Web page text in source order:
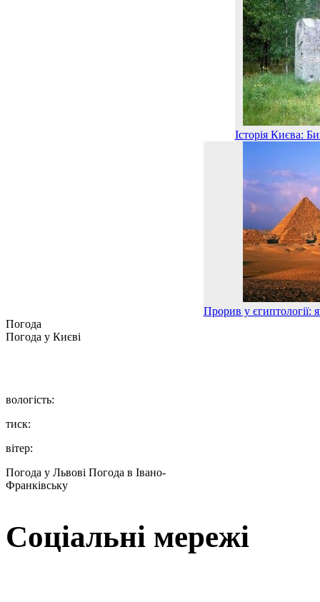
Історія Києва:
Прорив у єгиптології:
Погода
Погода у Києві
вологість:
тиск:
вітер:
Погода у Львові Погода в Івано-
Франківську
Соціальні мережі